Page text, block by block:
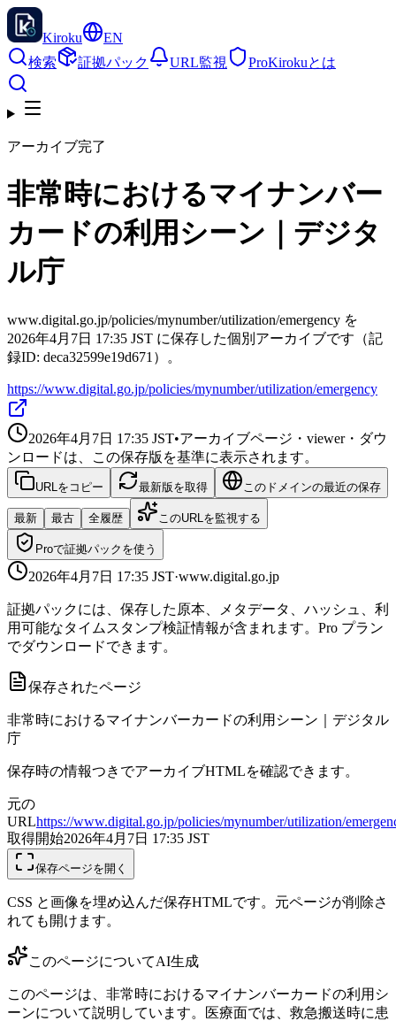
Kiroku
EN
検索
証拠パック URL監視 ProKirokuとは
アーカイブ完了
非常時におけるマイナンバー
カードの利用シーン｜デジタ
ル庁
www.digital.go.jp/policies/mynumber/utilization/emergency を
2026年4月7日 17:35 JST に保存した個別アーカイブです（記
録ID: deca32599e19d671）。
https://www.digital.go.jp/policies/mynumber/utilization/emergency
2026年4月7日 17:35 JST•アーカイブページ・viewer・ダウ
ンロードは、この保存版を基準に表示されます。
URLをコピー 最新版を取得 このドメインの最近の保存
最新 最古 全履歴 このURLを監視する
Proで証拠パックを使う
2026年4月7日 17:35 JST·www.digital.go.jp
証拠パックには、保存した原本、メタデータ、ハッシュ、利
用可能なタイムスタンプ検証情報が含まれます。Pro プラン
でダウンロードできます。
保存されたページ
非常時におけるマイナンバーカードの利用シーン｜デジタル
庁
保存時の情報つきでアーカイブHTMLを確認できます。
元の
URLhttps://www.digital.go.jp/policies/mynumber/utilization/
取得開始2026年4月7日 17:35 JST
保存ページを開く
CSS と画像を埋め込んだ保存HTMLです。元ページが削除さ
れても開けます。
このページについてAI生成
このページは、非常時におけるマイナンバーカードの利用シ
ーンについて説明しています。医療面では、救急搬送時に患